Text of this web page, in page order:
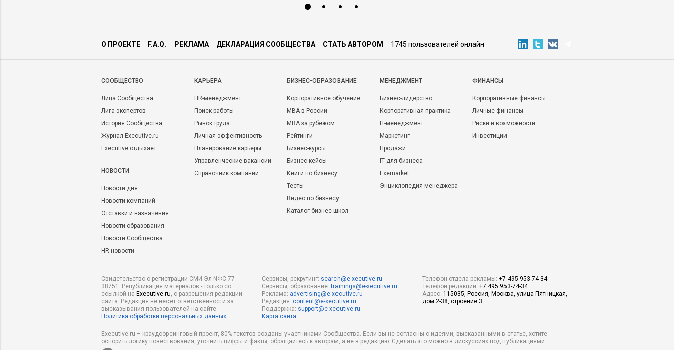
О ПРОЕКТЕ F.A.Q. РЕКЛАМА ДЕКЛАРАЦИЯ СООБЩЕСТВА СТАТЬ АВТОРОМ 1745 пользователей онлайн
CООБЩЕСТВО
Лица Сообщества
Лига экспертов
История Сообщества
Журнал Executive.ru
Executive отдыхает
НОВОСТИ
Новости дня
Новости компаний
Отставки и назначения
Новости образования
Новости Сообщества
HR-новости
КАРЬЕРА
HR-менеджмент
Поиск работы
Рынок труда
Личная эффективность
Планирование карьеры
Управленческие вакансии
Справочник компаний
БИЗНЕС-ОБРАЗОВАНИЕ
Корпоративное обучение
MBA в России
MBA за рубежом
Рейтинги
Бизнес-курсы
Бизнес-кейсы
Книги по бизнесу
Тесты
Видео по бизнесу
Каталог бизнес-школ
МЕНЕДЖМЕНТ
Бизнес-лидерство
Корпоративная практика
IT-менеджмент
Маркетинг
Продажи
IT для бизнеса
Exemarket
Энциклопедия менеджера
ФИНАНСЫ
Корпоративные финансы
Личные финансы
Риски и возможности
Инвестиции
Свидетельство о регистрации СМИ Эл NФС 77-
38751. Републикация материалов - только со
ссылкой на Executive.ru, с разрешения редакции
сайта. Редакция не несет ответственности за
высказывания пользователей на сайте.
Политика обработки персональных данных
Сервисы, рекрутинг: search@e-xecutive.ru
Сервисы, образование:trainings@e-xecutive.ru
Реклама: advertising@e-xecutive.ru
Редакция: content@e-xecutive.ru
Поддержка: support@e-xecutive.ru
Карта сайта
Телефон отдела рекламы: +7 495 953-74-34
Телефон редакции: +7 495 953-74-34
Адрес: 115035, Россия, Москва, улица Пятницкая,
дом 2-38, строение 3.
Executive.ru – краудсорсинговый проект, 80% текстов созданы участниками Сообщества. Если вы не согласны с идеями, высказанными в статье, хотите
оспорить логику повествования, уточнить цифры и факты, обращайтесь к авторам, а не в редакцию. Сделать это можно в дискуссиях под публикациями.